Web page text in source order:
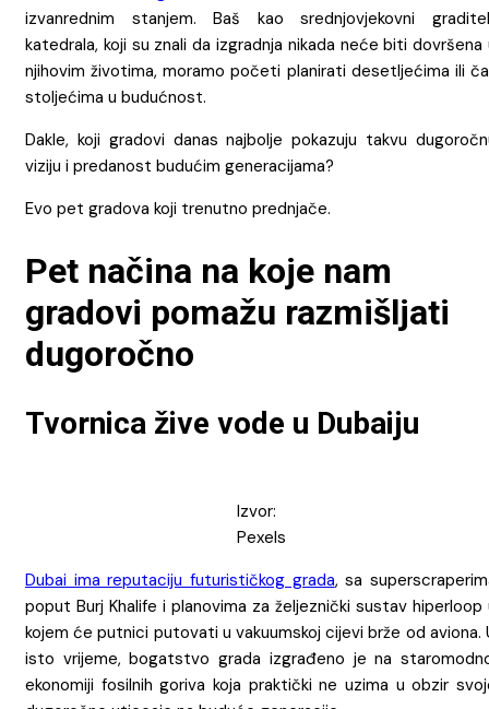
izvanrednim stanjem. Baš kao srednjovjekovni
katedrala, koji su znali da izgradnja nikada neće biti dovršena
njihovim životima, moramo početi planirati desetljećima ili
stoljećima u budućnost.
Dakle, koji gradovi danas najbolje pokazuju takvu
viziju i predanost budućim generacijama?
Evo pet gradova koji trenutno prednjače.
Pet načina na koje nam
gradovi pomažu razmišljati
dugoročno
Tvornica žive vode u Dubaiju
Izvor:
Pexels
Dubai ima reputaciju futurističkog grada, sa
poput Burj Khalife i planovima za željeznički sustav hiperloop
kojem će putnici putovati u vakuumskoj cijevi brže od aviona.
isto vrijeme, bogatstvo grada izgrađeno je na
ekonomiji fosilnih goriva koja praktički ne uzima u obzir